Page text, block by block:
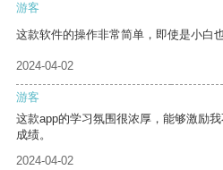
游客
这款软件的操作非常简单，即使是小白
2024-04-02
游客
这款app的学习氛围很浓厚，能够激励
成绩。
2024-04-02